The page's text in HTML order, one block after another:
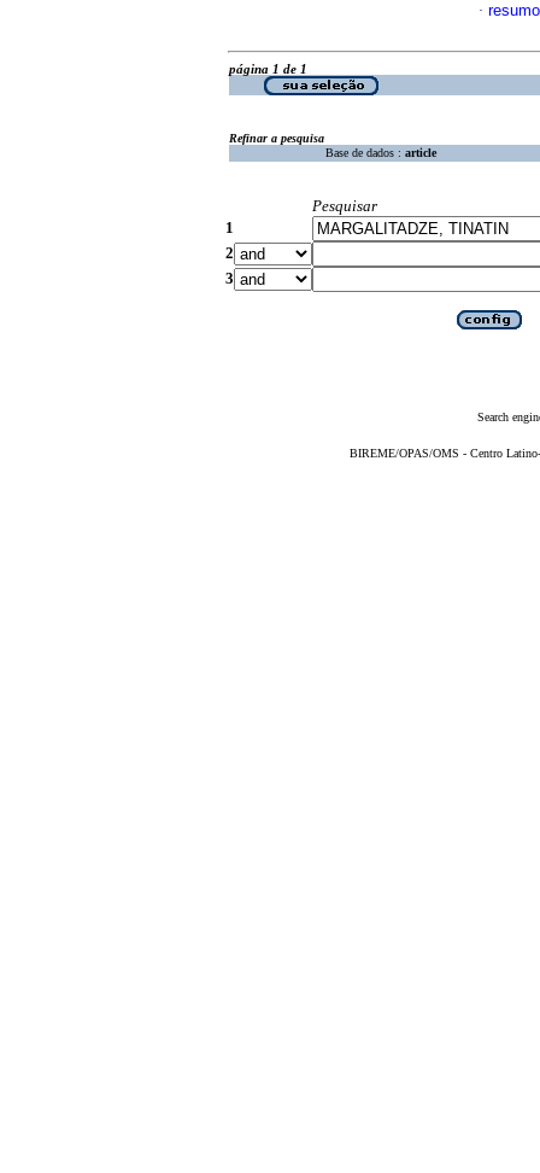
·
página 1 de 1
Refinar a pesquisa
Base de dados : article
Pesquisar
1
2
3
Search
BIREME/OPAS/OMS - Centro Latino-